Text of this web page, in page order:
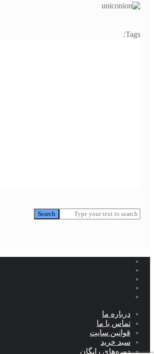
Tags:
Search
Search
درباره ما
تماس با ما
قوانین سایت
سبد خرید
دوره‌های رایگان